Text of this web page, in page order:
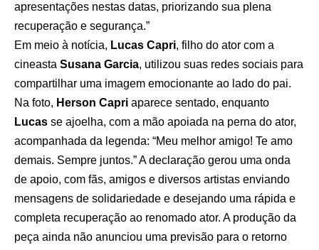
apresentações nestas datas, priorizando sua plena
recuperação e segurança.”
Em meio à notícia, Lucas Capri, filho do ator com a
cineasta Susana Garcia, utilizou suas redes sociais para
compartilhar uma imagem emocionante ao lado do pai.
Na foto, Herson Capri aparece sentado, enquanto
Lucas se ajoelha, com a mão apoiada na perna do ator,
acompanhada da legenda: “Meu melhor amigo! Te amo
demais. Sempre juntos.” A declaração gerou uma onda
de apoio, com fãs, amigos e diversos artistas enviando
mensagens de solidariedade e desejando uma rápida e
completa recuperação ao renomado ator. A produção da
peça ainda não anunciou uma previsão para o retorno